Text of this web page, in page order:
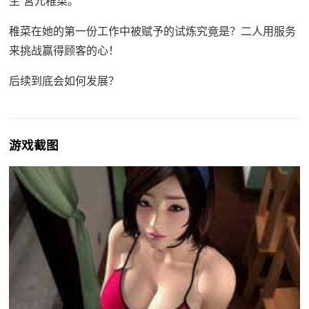
稚菜在她的第一份工作中被赋予的试炼究竟是？二人用服务
来挑战赢得顾客的心！
后续到底会如何发展？
游戏截图